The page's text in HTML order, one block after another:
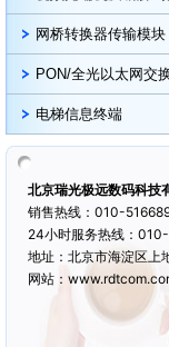
网桥转换器传输模块
PON/全光以太网交
电梯信息终端
北京瑞光极远数码科技
销售热线：010-
24小时服务热线：
地址：北京市海淀区上
网站：